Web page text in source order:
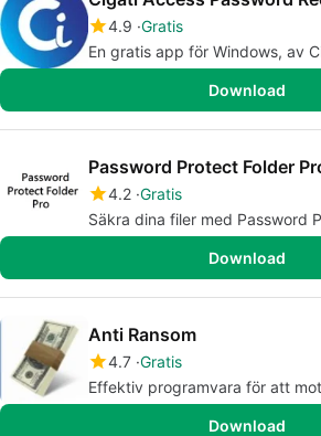
4.9 Gratis
En gratis app för Windows, av
Download
Password Protect Folder
4.2 Gratis
Säkra dina filer med Password
Download
Anti Ransom
4.7 Gratis
Effektiv programvara för att
Download